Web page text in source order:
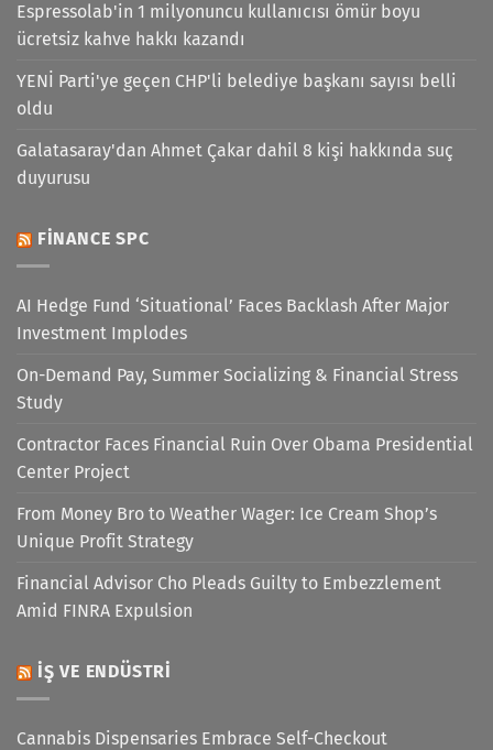
Espressolab'in 1 milyonuncu kullanıcısı ömür boyu
ücretsiz kahve hakkı kazandı
YENİ Parti'ye geçen CHP'li belediye başkanı sayısı belli
oldu
Galatasaray'dan Ahmet Çakar dahil 8 kişi hakkında suç
duyurusu
FINANCE SPC
AI Hedge Fund ‘Situational’ Faces Backlash After Major
Investment Implodes
On-Demand Pay, Summer Socializing & Financial Stress
Study
Contractor Faces Financial Ruin Over Obama Presidential
Center Project
From Money Bro to Weather Wager: Ice Cream Shop’s
Unique Profit Strategy
Financial Advisor Cho Pleads Guilty to Embezzlement
Amid FINRA Expulsion
İŞ VE ENDÜSTRI
Cannabis Dispensaries Embrace Self-Checkout